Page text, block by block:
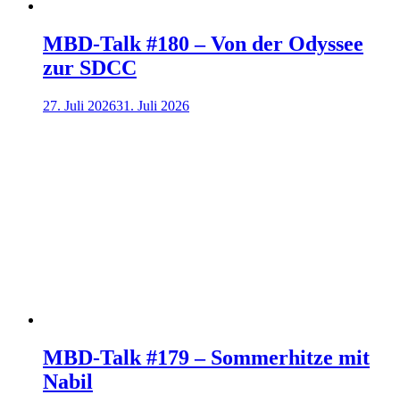
MBD-Talk #180 – Von der Odyssee
zur SDCC
27. Juli 202631. Juli 2026
MBD-Talk #179 – Sommerhitze mit
Nabil